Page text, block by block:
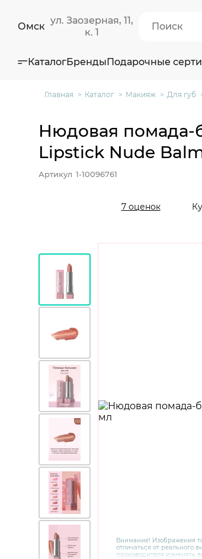
Омск
ул. Заозерная, 11,
к. 1
КаталогБрендыПодарочные
Главная Каталог Макияж Для губ
Внимание! Изображения
отличаться от реального
производителя изменять
Нюдовая помада-
Lipstick Nude
Артикул 1-10096761
7 оценок